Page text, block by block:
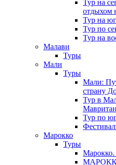
Тур на
отдыхом
Тур на
Тур по
Тур на
Малави
Туры
Мали
Туры
Мали:
страну
Тур в
Тур по
Марокко
Туры
Марокко.